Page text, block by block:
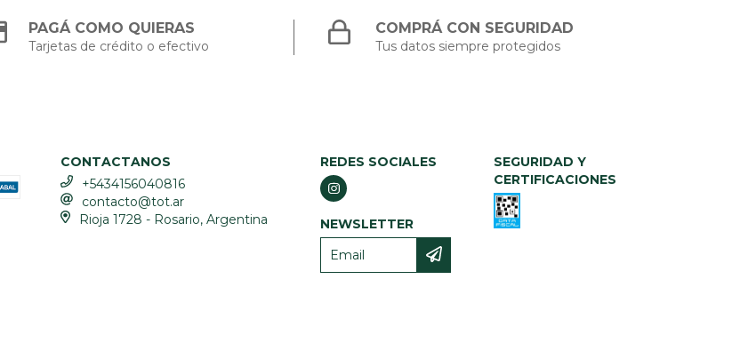
PAGÁ COMO QUIERAS
Tarjetas de crédito o efectivo
COMPRÁ CON SEGURIDAD
Tus datos siempre protegidos
CONTACTANOS
+5434156040816
contacto@tot.ar
Rioja 1728 - Rosario, Argentina
REDES SOCIALES
NEWSLETTER
SEGURIDAD Y
CERTIFICACIONES